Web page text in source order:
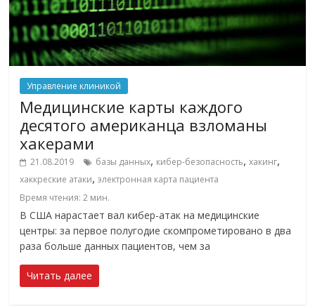
Управление клиникой
Медицинские карты каждого
десятого американца взломаны
хакерами
21.08.2019 базы данных, кибер-безопасность,хакинг,
хаккреские атаки,электронная карта пациента
Время чтения:2 мин.
В США нарастает вал кибер-атак на медицинские
центры: за первое полугодие скомпрометировано в два
раза больше данных пациентов, чем за
Читать далее